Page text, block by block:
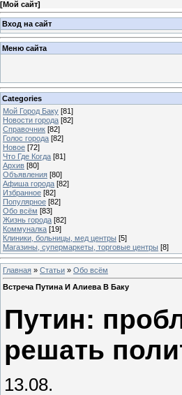
[Мой сайт]
Вход на сайт
Меню сайта
Categories
Мой Город Баку [81]
Новости города [82]
Справочник [82]
Голос города [82]
Новое [72]
Что Где Когда [81]
Архив [80]
Объявления [80]
Афиша города [82]
Избранное [82]
Популярное [82]
Обо всём [83]
Жизнь города [82]
Коммуналка [19]
Клиники, больницы, мед центры [5]
Магазины, супермаркеты, торговые центры [8]
Главная » Статьи » Обо всём
Встреча Путина И Алиева В Баку
Путин:
решать
13.08.